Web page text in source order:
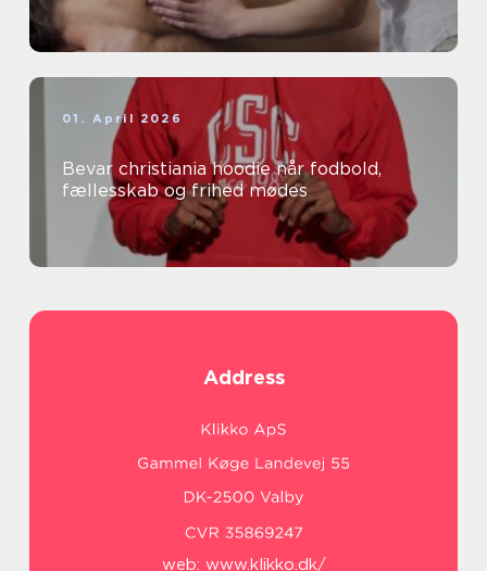
01. April 2026
Bevar christiania hoodie når fodbold,
fællesskab og frihed mødes
Address
web: www.klikko.dk/